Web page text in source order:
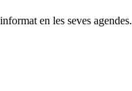
en les seves agendes.